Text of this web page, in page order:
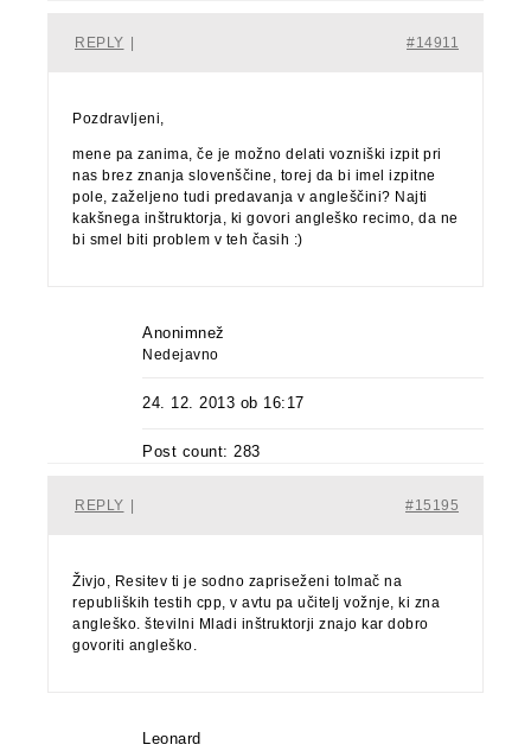
#14911
REPLY
Pozdravljeni,
mene pa zanima, če je možno delati vozniški izpit pri
nas brez znanja slovenščine, torej da bi imel izpitne
pole, zaželjeno tudi predavanja v angleščini? Najti
kakšnega inštruktorja, ki govori angleško recimo, da ne
bi smel biti problem v teh časih :)
Anonimnež
Nedejavno
24. 12. 2013 ob 16:17
Post count: 283
#15195
REPLY
Živjo, Resitev ti je sodno zapriseženi tolmač na
republiških testih cpp, v avtu pa učitelj vožnje, ki zna
angleško. številni Mladi inštruktorji znajo kar dobro
govoriti angleško.
Leonard